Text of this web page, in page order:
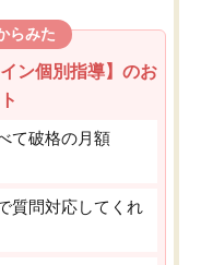
らみた
ン個別指導】のお
て破格の月額
質問対応してくれ